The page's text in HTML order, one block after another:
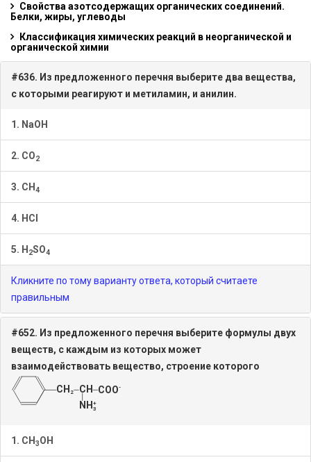
Свойства азотсодержащих органических соединений.
Белки, жиры, углеводы
Классификация химических реакций в неорганической и
органической химии
#636. Из предложенного перечня выберите два вещества,
с которыми ре­а­ги­ру­ют и метиламин, и ани­лин.
1. NaOH
2. CO2
3. CH 4
4. HCl
5. H 2SO4
Кликните по тому варианту ответа, который считаете
правильным
#652. Из предложенного перечня выберите формулы двух
веществ, с каждым из которых может
взаимодействовать вещество, строение которого
1. CH 3OH